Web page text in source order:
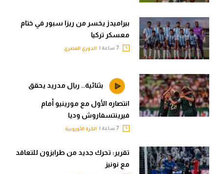
بيراميدز يخسر من ريزا سبور في ختام
معسكر تركيا
الدوري المصري
بثنائية.. ريال مدريد يحقق
انتصاره الأول مع مورينيو أمام
فيرينتسفاروش وديا
الكرة الأوروبية
تقرير: تحرك جديد من طرابزون للتعاقد
مع نونيز